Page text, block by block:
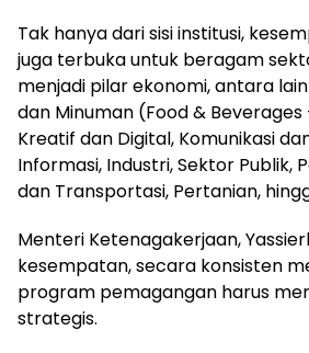
Tak hanya dari sisi institusi,
juga terbuka untuk beragam
menjadi pilar ekonomi, antara
dan Minuman (Food & Beverages
Kreatif dan Digital, Komunikasi
Informasi, Industri, Sektor Publik,
dan Transportasi, Pertanian,
Menteri Ketenagakerjaan,
kesempatan, secara konsisten
program pemagangan harus
strategis.